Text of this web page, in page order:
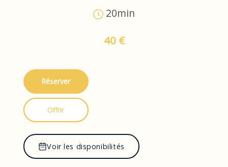
20min
40 €
Réserver
Offrir
Voir les disponibilités